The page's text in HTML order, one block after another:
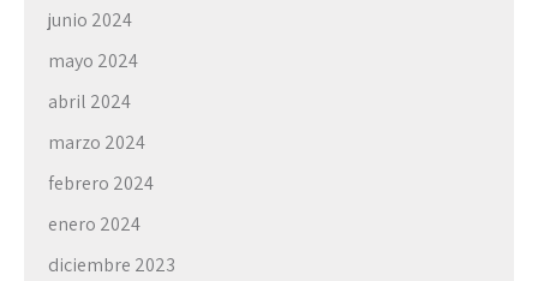
junio 2024
mayo 2024
abril 2024
marzo 2024
febrero 2024
enero 2024
diciembre 2023